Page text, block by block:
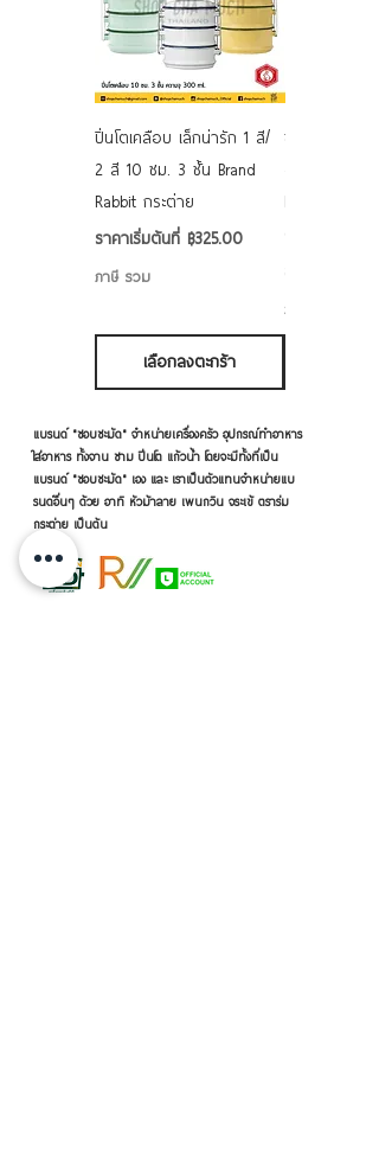
ปิ่นโตเคลือบ เล็กน่ารัก 1 สี/
2 สี 10 ซม. 3 ชั้น Brand
Rabbit กระต่าย
ราคาเริ่มต้นที่ ฿325.00
ราคาขายลด
ภาษี รวม
เลือกลงตะกร้า
ชามเคลือบ
ภาษี รวม
แบรนด์ "ชอบชะมัด" จำหน่ายเครื่องครัว อุปกรณ์ทำอาหาร
ใส่อาหาร ทั้งจาน ชาม ปิ่นโต แก้วน้ำ โดยจะมีทั้งที่เป็น
แบรนด์ "ชอบชะมัด" เอง และ เราเป็นตัวแทนจำหน่ายแบ
รนด์อื่นๆ ด้วย อาทิ หัวม้าลาย เพนกวิน จระเข้ ตราร่ม
กระต่าย เป็นต้น